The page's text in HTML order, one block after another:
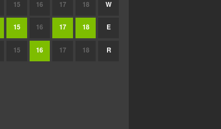
15 16 17 18 W
15 16 17 18 E
15 16 17 18 R